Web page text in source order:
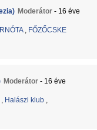
Moderátor - 16 éve
, FŐZŐCSKE
Moderátor - 16 éve
, Halászi klub ,